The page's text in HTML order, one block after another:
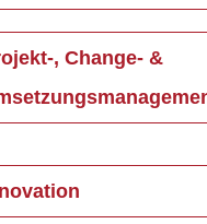
, Change- &